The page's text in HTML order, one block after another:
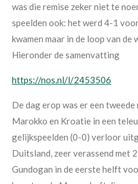
was die remise zeker niet te
speelden ook: het werd 4-1
kwamen maar in de loop van
Hieronder de samenvatting
https://nos.nl/l/2453506
De dag erop was er een
Marokko en Kroatie in een
gelijkspeelden (0-0) verloor
Duitsland, zeer verassend met
Gundogan in de eerste helft